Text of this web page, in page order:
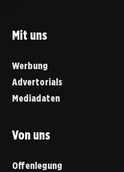
Mit uns
Werbung
Advertorials
Mediadaten
Von uns
Offenlegung